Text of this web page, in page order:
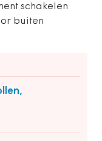
schakelen
buiten